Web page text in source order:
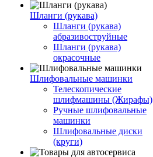
Шланги (рукава)
Шланги (рукава)
абразивоструйные
Шланги (рукава)
окрасочные
Шлифовальные машинки
Телескопические
шлифмашины (Жирафы)
Ручные шлифовальные
машинки
Шлифовальные диски
(круги)